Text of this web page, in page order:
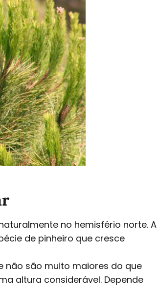
no hemisfério norte. A
de pinheiro que cresce
não são muito maiores do que
altura considerável. Depende